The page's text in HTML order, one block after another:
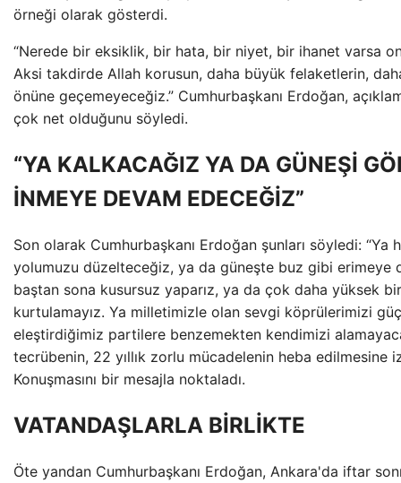
örneği olarak gösterdi.
“Nerede bir eksiklik, bir hata, bir niyet, bir ihanet varsa
Aksi takdirde Allah korusun, daha büyük felaketlerin, daha
önüne geçemeyeceğiz.” Cumhurbaşkanı Erdoğan,
çok net olduğunu söyledi.
“YA KALKACAĞIZ YA DA GÜNEŞİ
İNMEYE DEVAM EDECEĞİZ”
Son olarak Cumhurbaşkanı Erdoğan şunları söyledi: “Ya
yolumuzu düzelteceğiz, ya da güneşte buz gibi erimeye
baştan sona kusursuz yaparız, ya da çok daha yüksek
kurtulamayız. Ya milletimizle olan sevgi köprülerimizi
eleştirdiğimiz partilere benzemekten kendimizi
tecrübenin, 22 yıllık zorlu mücadelenin heba edilmesine
Konuşmasını bir mesajla noktaladı.
VATANDAŞLARLA BİRLİKTE
Öte yandan Cumhurbaşkanı Erdoğan, Ankara'da iftar